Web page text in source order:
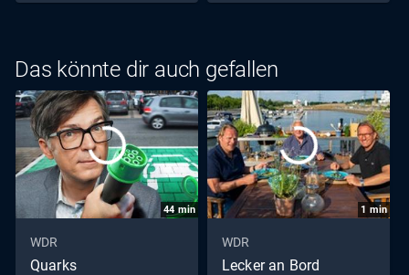
Das könnte dir auch gefallen
44 min
WDR
Quarks
1 min
WDR
Lecker an Bord